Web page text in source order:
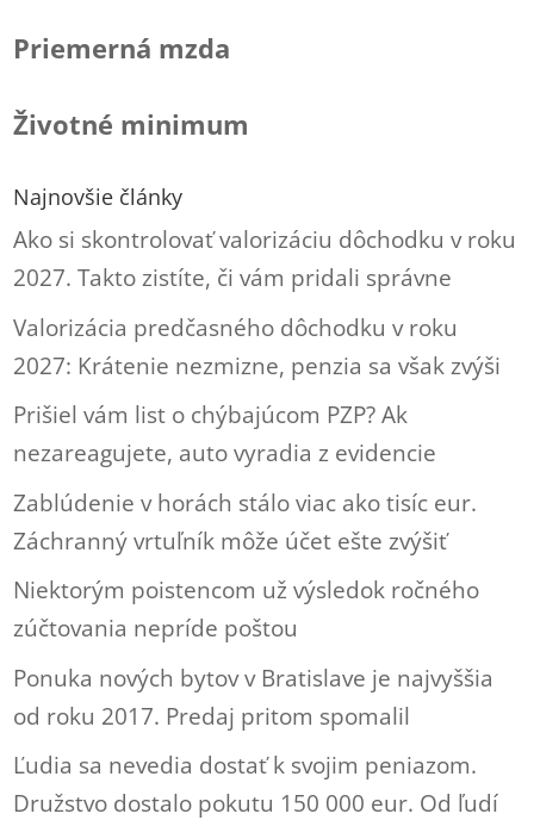
Priemerná mzda
Životné minimum
Najnovšie články
Ako si skontrolovať valorizáciu dôchodku v roku
2027. Takto zistíte, či vám pridali správne
Valorizácia predčasného dôchodku v roku
2027: Krátenie nezmizne, penzia sa však zvýši
Prišiel vám list o chýbajúcom PZP? Ak
nezareagujete, auto vyradia z evidencie
Zablúdenie v horách stálo viac ako tisíc eur.
Záchranný vrtuľník môže účet ešte zvýšiť
Niektorým poistencom už výsledok ročného
zúčtovania nepríde poštou
Ponuka nových bytov v Bratislave je najvyššia
od roku 2017. Predaj pritom spomalil
Ľudia sa nevedia dostať k svojim peniazom.
Družstvo dostalo pokutu 150 000 eur. Od ľudí